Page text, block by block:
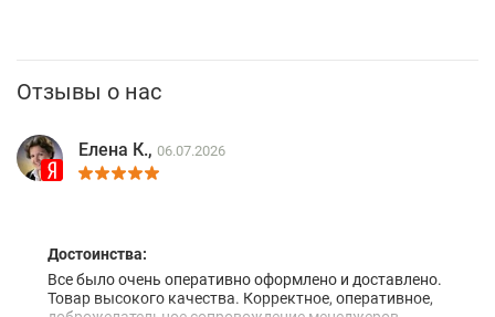
Отзывы о нас
Елена К., 06.07.2026
Достоинства:
Все было очень оперативно оформлено и доставлено.
Товар высокого качества. Корректное, оперативное,